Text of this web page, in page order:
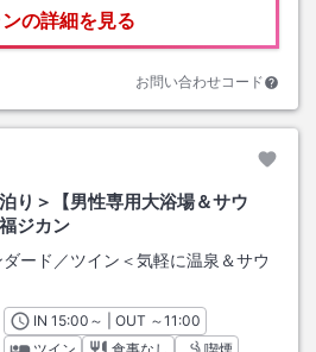
の詳細を見る
お問い合わせコード
り＞【男性専用大浴場＆サウ
ジカン
ダード／ツイン＜気軽に温泉＆サウ
INチェックイン
15:00 ～ | OUT チェックアウト
～11:00